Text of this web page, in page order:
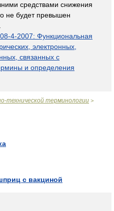
средствами снижения
не будет превышен
4-2007: Функциональная
электронных,
связанных с
и определения
технической терминологии >
с вакциной